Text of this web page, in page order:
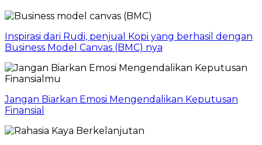
Inspirasi dari Rudi, penjual Kopi yang berhasil dengan
Business Model Canvas (BMC) nya
Jangan Biarkan Emosi Mengendalikan Keputusan
Finansial